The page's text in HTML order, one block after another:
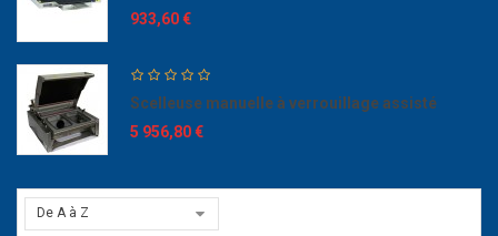
933,60 €
Scelleuse manuelle à verrouillage assisté
5 956,80 €
De A à Z